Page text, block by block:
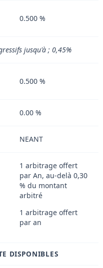
0.500 %
jusqu'à ; 0,45%
0.500 %
0.00 %
NEANT
1 arbitrage offert
par An, au-delà 0,30
% du montant
arbitré
1 arbitrage offert
par an
DISPONIBLES